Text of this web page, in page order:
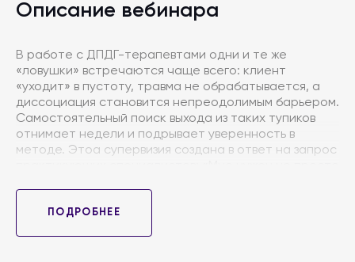
Описание вебинара
В работе с ДПДГ-терапевтами одни и те же
«ловушки» встречаются чаще всего: клиент
«уходит» в пустоту, травма не обрабатывается, а
диссоциация становится непреодолимым барьером.
Самостоятельный поиск выхода из таких тупиков
отнимает недели и подрывает уверенность в
методе. Этоа супервизия создана в ответ на запрос
ПОДРОБНЕЕ